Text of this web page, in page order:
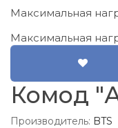
Максимальная
Максимальная
Комод
Производитель: BTS